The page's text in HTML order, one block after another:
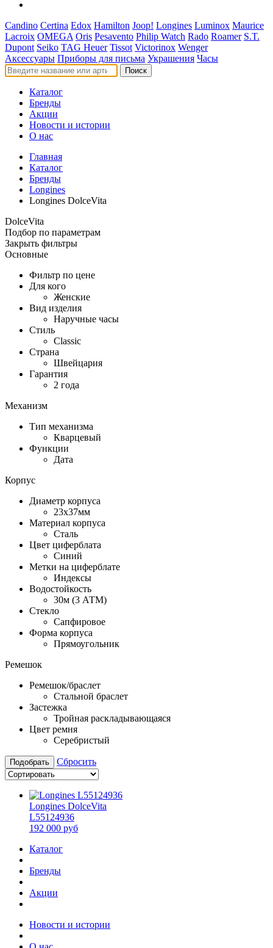
Candino Certina Edox Hamilton Joop! Longines Luminox Maurice
Lacroix OMEGA Oris Pesavento Philip Watch Rado Roamer S.T.
Dupont Seiko TAG Heuer Tissot Victorinox Wenger
Аксессуары Приборы для письма Украшения Часы
Поиск
Каталог
Бренды
Акции
Новости и истории
О нас
Главная
Каталог
Бренды
Longines
Longines DolceVita
DolceVita
Подбор по параметрам
Закрыть фильтры
Основные
Фильтр по цене
Для кого
Женские
Вид изделия
Наручные часы
Стиль
Classic
Страна
Швейцария
Гарантия
2 года
Механизм
Тип механизма
Кварцевый
Функции
Дата
Корпус
Диаметр корпуса
23х37мм
Материал корпуса
Сталь
Цвет циферблата
Синий
Метки на циферблате
Индексы
Водостойкость
30м (3 АТМ)
Стекло
Сапфировое
Форма корпуса
Прямоугольник
Ремешок
Ремешок/браслет
Стальной браслет
Застежка
Тройная раскладывающаяся
Цвет ремня
Серебристый
Подобрать Сбросить
Longines DolceVita
L55124936
192 000 руб
Каталог
Бренды
Акции
Новости и истории